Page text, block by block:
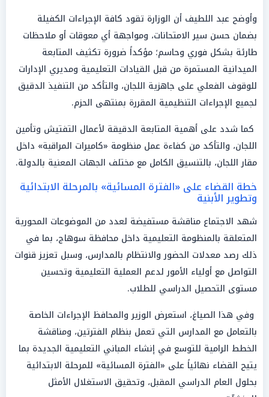
وأوضح عبد اللطيف أن الوزارة تقود كافة الإجراءات الكفيلة
بضمان حسن سير الامتحانات، ومواجهة أي معوقات أو ملاحظات
طارئة بشكل فوري وحاسم؛ مؤكداً ضرورة تكثيف المتابعة
الميدانية المستمرة من قبل القيادات التعليمية ومديري الإدارات
للوقوف الفعلي على جاهزية اللجان، والتأكد من التنفيذ الدقيق
لجميع الإجراءات التنظيمية المقررة بمنتهى الحزم.
كما شدد على أهمية المتابعة الدقيقة لأعمال التفتيش وتأمين
اللجان، والتأكد من كفاءة عمل منظومة «كاميرات المراقبة» داخل
مقار اللجان، بالتنسيق الكامل مع مختلف الجهات المعنية بالدولة.
خطة القضاء على «الفترة المسائية» بالمرحلة الابتدائية
وتطوير الأبنية
شهد الاجتماع مناقشة مستفيضة لعدد من الموضوعات المحورية
المتعلقة بالمنظومة التعليمية داخل محافظة سوهاج، بما في
ذلك رصد معدلات الحضور والانتظام بالمدارس، وسبل تعزيز قنوات
التواصل مع أولياء الأمور لدعم العملية التعليمية وتحسين
مستوى التحصيل الدراسي للطلاب.
وفي هذا الصياغ، استعرض الوزير والمحافظ الإجراءات الخاصة
بالتعامل مع المدارس التي تعمل بنظام الفترتين، ومناقشة
الخطط الرامية للتوسع في إنشاء المباني التعليمية الجديدة بما
يتيح القضاء نهائياً على «الفترة المسائية» للمرحلة الابتدائية
بحلول العام الدراسي المقبل، وتحقيق الاستغلال الأمثل